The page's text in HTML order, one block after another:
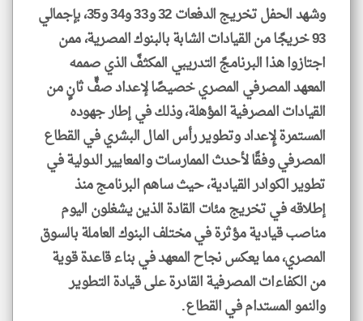
وشهد الحفل تخريج الدفعات 32 و33 و34 و35، بإجمالي
93 خريجًا من القيادات الشابة بالبنوك المصرية، ممن
اجتازوا هذا البرنامجً التدريبي المكثفً الذي صممه
المعهد المصرفي المصري خصيصًا لإعداد صفٍّ ثانٍ من
القيادات المصرفية المؤهلة، وذلك في إطار جهوده
المستمرة لِإعداد وتطوير رأس المال البشري في القطاع
المصرفي وفقًا لأحدث الممارسات والمعايير الدولية في
تطوير الكوادر القيادية، حيث ساهم البرنامج منذ
إطلاقه في تخريج مئات القادة الذين يشغلون اليوم
مناصب قيادية مؤثرة في مختلف البنوك العاملة بالسوق
المصري، مما يعكس نجاح المعهد في بناء قاعدة قوية
من الكفاءات المصرفية القادرة على قيادة التطوير
والنمو المستدام في القطاع.